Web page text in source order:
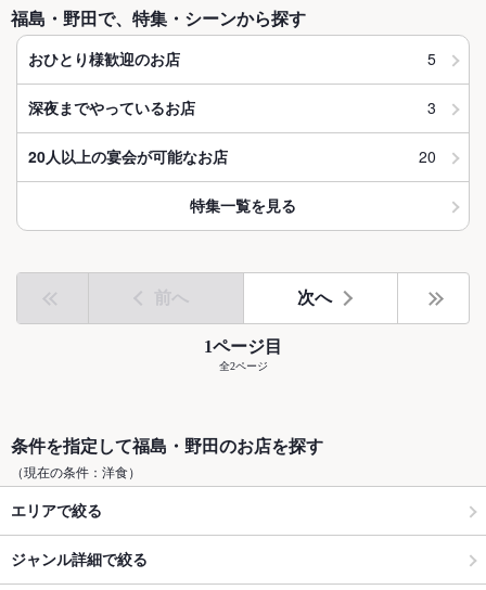
福島・野田で、特集・シーンから探す
おひとり様歓迎のお店 5
深夜までやっているお店 3
20人以上の宴会が可能なお店 20
特集一覧を見る
前へ 次へ
1ページ目
全2ページ
条件を指定して福島・野田のお店を探す
（現在の条件：洋食）
エリアで絞る
ジャンル詳細で絞る